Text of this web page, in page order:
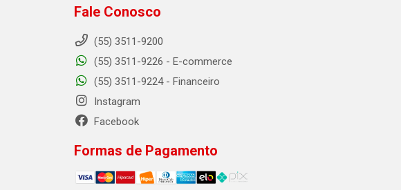
Fale Conosco
(55) 3511-9200
(55) 3511-9226 - E-commerce
(55) 3511-9224 - Financeiro
Instagram
Facebook
Formas de Pagamento